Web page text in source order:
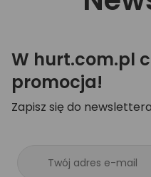
W hurt.com.pl
promocja!
Zapisz się do